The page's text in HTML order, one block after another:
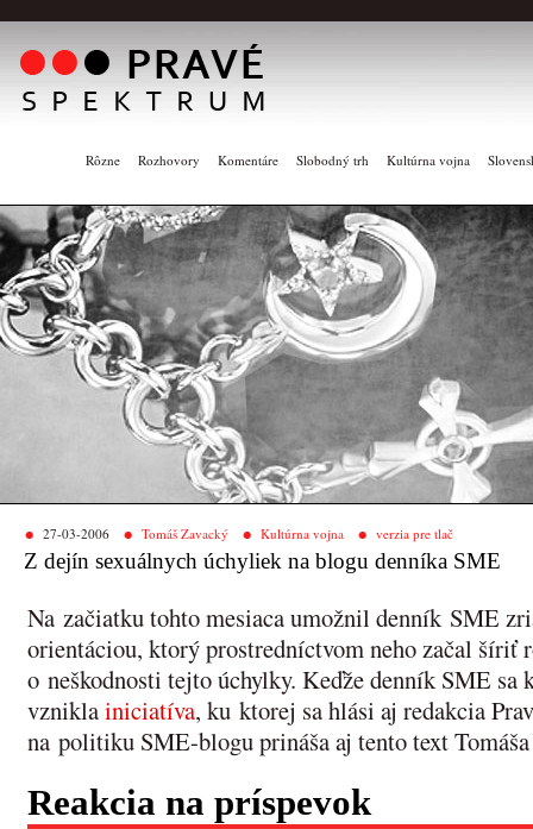
Rôzne Rozhovory Komentáre Slobodný trh Kultúrna vojna
27-03-2006 Tomáš Zavacký Kultúrna vojna verzia pre tlač
Z dejín sexuálnych úchyliek na blogu denníka SME
Na začiatku tohto mesiaca umožnil denník SME
orientáciou, ktorý prostredníctvom neho začal šíriť
o neškodnosti tejto úchylky. Keďže denník SME
vzniklainiciatíva, ku ktorej sa hlási aj redakcia
na politiku SME-blogu prináša aj tento text
Reakcia na príspevok